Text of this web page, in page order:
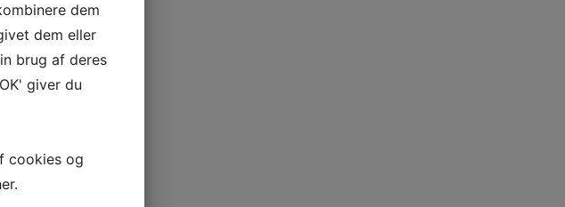
dem
dem eller
brug af deres
giver du
cookies og
.